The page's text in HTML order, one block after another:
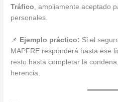
Tráfico , ampliamente aceptado
personales.
📌 Ejemplo práctico: Si el
MAPFRE responderá hasta ese
resto hasta completar la
herencia.